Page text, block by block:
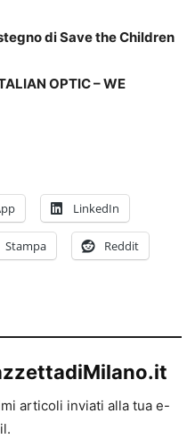
di Save the Children
OPTIC – WE
LinkedIn
Stampa Reddit
articoli inviati alla tua e-